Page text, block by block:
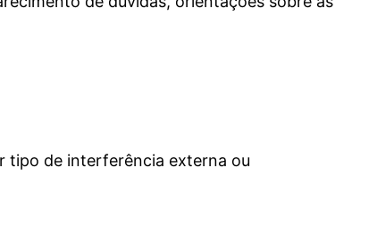
tipo de interferência externa ou